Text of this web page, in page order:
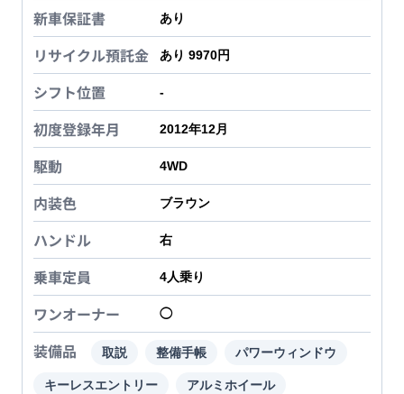
新車保証書 あり
リサイクル預託金 あり 9970円
シフト位置 -
初度登録年月 2012年12月
駆動 4WD
内装色 ブラウン
ハンドル 右
乗車定員 4人乗り
ワンオーナー ◯
装備品 取説 整備手帳 パワーウィンドウ
キーレスエントリー アルミホイール